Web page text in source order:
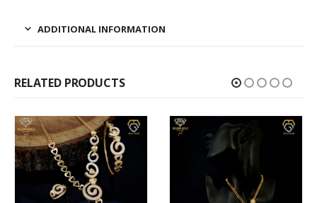
ADDITIONAL INFORMATION
RELATED PRODUCTS